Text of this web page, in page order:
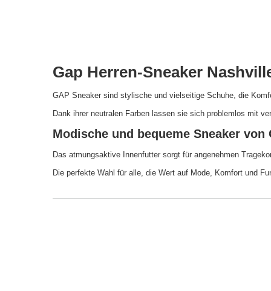
Gap Herren-Sneaker
GAP Sneaker sind stylische und vielseitige Schuhe, die
Dank ihrer neutralen Farben lassen sie sich problemlos mit
Modische und bequeme Sneaker von
Das atmungsaktive Innenfutter sorgt für angenehmen
Die perfekte Wahl für alle, die Wert auf Mode, Komfort und